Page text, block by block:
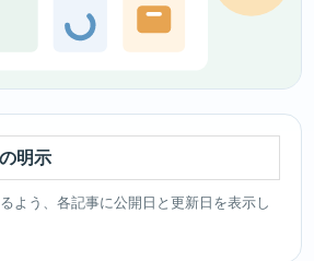
明示
よう、各記事に公開日と更新日を表示し